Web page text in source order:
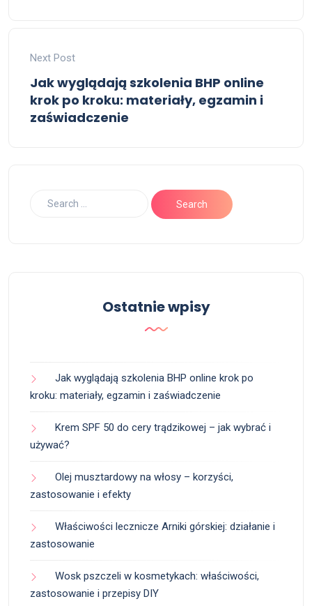
Next Post
Jak wyglądają szkolenia BHP online
krok po kroku: materiały, egzamin i
zaświadczenie
Ostatnie wpisy
Jak wyglądają szkolenia BHP online krok po
kroku: materiały, egzamin i zaświadczenie
Krem SPF 50 do cery trądzikowej – jak wybrać i
używać?
Olej musztardowy na włosy – korzyści,
zastosowanie i efekty
Właściwości lecznicze Arniki górskiej: działanie i
zastosowanie
Wosk pszczeli w kosmetykach: właściwości,
zastosowanie i przepisy DIY